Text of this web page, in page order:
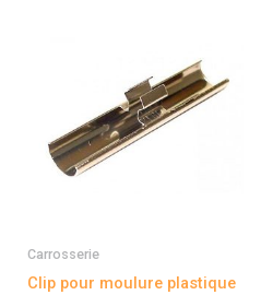
Carrosserie
Clip pour moulure plastique